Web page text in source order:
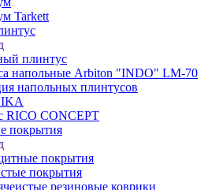
Tarkett
плинтус
напольные Arbiton "INDO" LM-70
напольных плинтусов
RICO CONCEPT
покрытия
покрытия
покрытия
резиновые коврики